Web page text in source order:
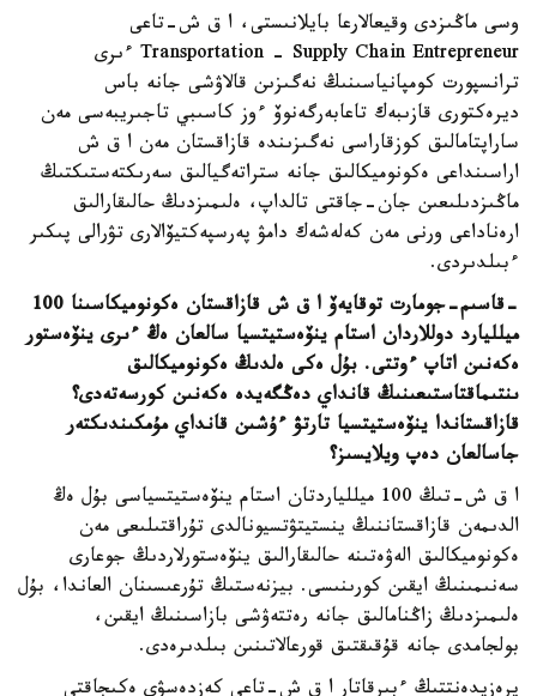
وسى ماڭىزدى وقيعالارعا بايلانىستى، ا ق ش-تاعى
Transportation - Supply Chain Entrepreneur ءىرى
ترانسپورت كومپانياسىنىڭ نەگىزىن قالاۋشى جانە باس
ديرەكتورى قازىبەك تاعابەرگەنوۆ ءوز كاسىبي تاجىريبەسى مەن
ساراپتامالىق كوزقاراسى نەگىزىندە قازاقستان مەن ا ق ش
اراسىنداعى ەكونوميكالىق جانە ستراتەگيالىق سەرىكتەستىكتىڭ
ماڭىزدىلىعىن جان-جاقتى تالداپ، ەلىمىزدىڭ حالىقارالىق
ارەناداعى ورنى مەن كەلەشەك دامۋ پەرسپەكتيۆالارى تۋرالى پىكىر
ءبىلدىردى.
-
قاسىم-جومارت توقايەۆ ا ق ش قازاقستان ەكونوميكاسىنا 100
ميلليارد دوللاردان استام ينۆەستيتسيا سالعان ەڭ ءىرى ينۆەستور
ەكەنىن اتاپ ءوتتى. بۇل ەكى ەلدىڭ ەكونوميكالىق
ىنتىماقتاستىعىنىڭ قانداي دەڭگەيدە ەكەنىن كورسەتەدى؟
قازاقستاندا ينۆەستيتسيا تارتۋ ءۇشىن قانداي مۇمكىندىكتەر
جاسالعان دەپ ويلايسىز؟
ا ق ش-تىڭ 100 ميللياردتان استام ينۆەستيتسياسى بۇل ەڭ
الدىمەن قازاقستاننىڭ ينستيتۋتسيونالدى تۇراقتىلىعى مەن
ەكونوميكالىق الەۋەتىنە حالىقارالىق ينۆەستورلاردىڭ جوعارى
سەنىمىنىڭ ايقىن كورىنىسى. بيزنەستىڭ تۇرعىسىنان العاندا، بۇل
ەلىمىزدىڭ زاڭنامالىق جانە رەتتەۋشى بازاسىنىڭ ايقىن،
بولجامدى جانە قۇقىقتىق قورعالاتىنىن بىلدىرەدى.